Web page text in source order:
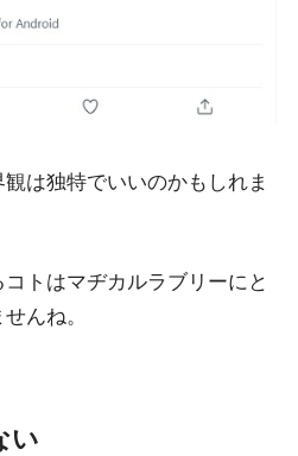
は独特でいいのかもしれま
トはマヂカルラブリーにと
んね。
い